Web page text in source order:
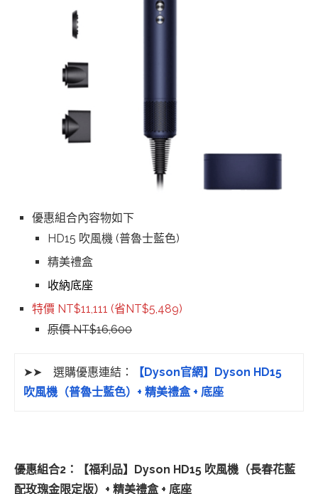
優惠組合內容物如下
HD15 吹風機 (普魯士藍色)
精美禮盒
收納底座
特價 NT$11,111 (省NT$5,489)
原價 NT$16,600
➤➤ 選購優惠連結：
【Dyson官網】Dyson HD15
吹風機（普魯士藍色）+ 精美禮盒 + 底座
優惠組合2：【福利品】Dyson HD15 吹風機（長春花藍
配玫瑰金限定版）+ 精美禮盒 + 底座